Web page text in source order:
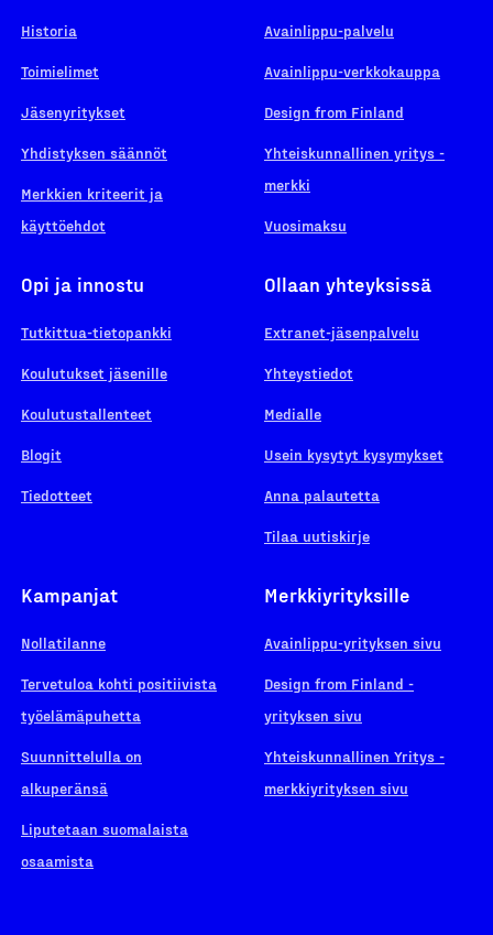
Historia
Toimielimet
Jäsenyritykset
Yhdistyksen säännöt
Merkkien kriteerit ja
käyttöehdot
Avainlippu-palvelu
Avainlippu-verkkokauppa
Design from Finland
Yhteiskunnallinen yritys -
merkki
Vuosimaksu
Opi ja innostu
Tutkittua-tietopankki
Koulutukset jäsenille
Koulutustallenteet
Blogit
Tiedotteet
Ollaan yhteyksissä
Extranet-jäsenpalvelu
Yhteystiedot
Medialle
Usein kysytyt kysymykset
Anna palautetta
Tilaa uutiskirje
Kampanjat
Nollatilanne
Tervetuloa kohti positiivista
työelämäpuhetta
Suunnittelulla on
alkuperänsä
Liputetaan suomalaista
osaamista
Merkkiyrityksille
Avainlippu-yrityksen sivu
Design from Finland -
yrityksen sivu
Yhteiskunnallinen Yritys -
merkkiyrityksen sivu